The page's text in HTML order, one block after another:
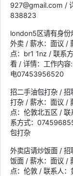
927@gmail.com /
838823
london5区请有身份
外卖 / 薪水：面议 /
点：br1 1nz / 联系
看 / 详情：工作内
电07453956520
招二手油包打杂 /
打杂 / 薪水：面议 /
点：伦敦北五区 /
系方式：
包打杂
外卖店请炒饭面 /
饭面 / 薪水：面议 /
点：伦敦 / 联系人